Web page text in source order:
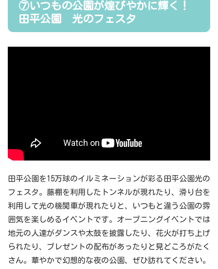
⑦いつもの公園が煌びやかに輝く！
田平公園 光のフェスタ
田平公園を15万球のイルミネーションが彩る田平公園光の
フェスタ。藤棚を利用したトンネルが現れたり、滑り台を
利用して光の機関車が現れたりと、いつもと違う公園の雰
囲気を楽しめるイベントです。オープニングイベントでは
地元の人達がダンスや太鼓を披露したり、花火が打ち上げ
られたり、プレゼントの配布があったりと見どころがたく
さん。華やかで幻想的な夜の公園、ぜひ訪れてください。